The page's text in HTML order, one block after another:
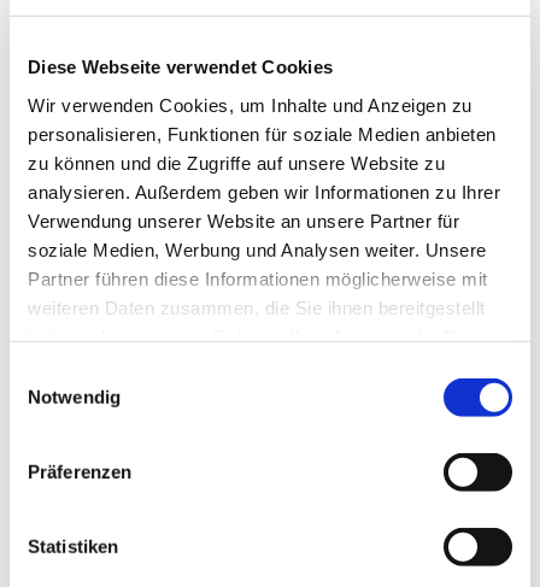
Diese Webseite verwendet Cookies
Wir verwenden Cookies, um Inhalte und Anzeigen zu
personalisieren, Funktionen für soziale Medien anbieten
zu können und die Zugriffe auf unsere Website zu
analysieren. Außerdem geben wir Informationen zu Ihrer
Verwendung unserer Website an unsere Partner für
soziale Medien, Werbung und Analysen weiter. Unsere
Partner führen diese Informationen möglicherweise mit
weiteren Daten zusammen, die Sie ihnen bereitgestellt
Ihre Einwilligung trifft auf die folgenden Domains zu:
ludwig-freytag.de, freytag-vdlinde.de, franz-wickel.de,
lfservice.de, lmr-drilling.de, mette-wasserbau.de, rmt-
Notwendig
Präferenzen
Statistiken
LUDWIG FREYTAG GmbH & Co. Kommanditgesellschaft
Ammerländer Heerstr. 368
26129 Oldenburg
vCard herunterladen
Telefon +49 441 9704-0
Telefax +49 441 9704-100
KONTAKT